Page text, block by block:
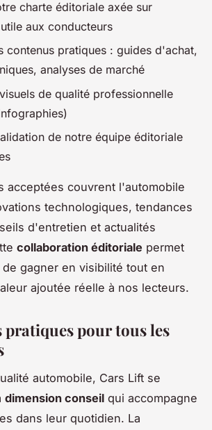
charte éditoriale axée sur
aux conducteurs
contenus pratiques : guides d'achat,
analyses de marché
de qualité professionnelle
de notre équipe éditoriale
acceptées couvrent l'automobile
technologiques, tendances
d'entretien et actualités
collaboration éditoriale permet
gagner en visibilité tout en
ajoutée réelle à nos lecteurs.
pratiques pour tous les
automobile, Cars Lift se
dimension conseil qui accompagne
dans leur quotidien. La